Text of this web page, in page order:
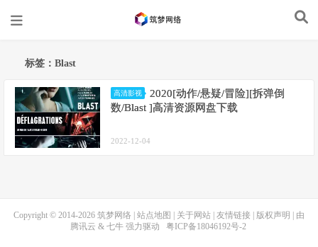
标签：Blast
高清影视
2020[动作/悬疑/冒险][拆弹倒
数/Blast ]高清资源网盘下载
2022-12-04
Copyright © 2014-2026 筑梦网络 站点地图 关于网站 友情链接 版权声明
| 由
腾讯云 & 七牛强力驱动 粤ICP备18046192号-2